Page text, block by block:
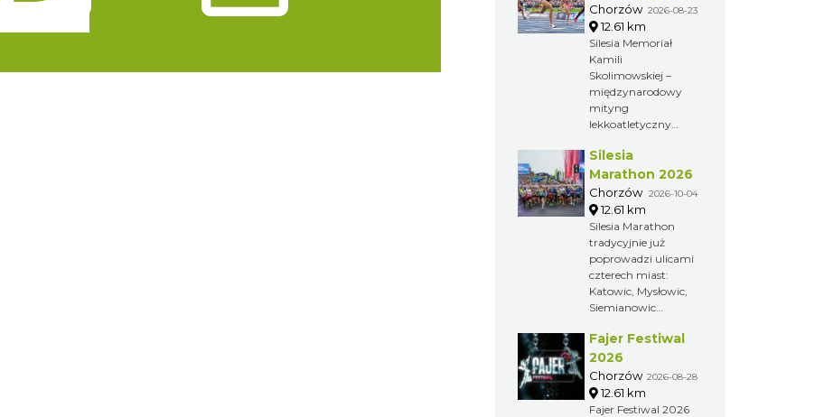
Skolimowskiej
Chorzów 2026-08-23
12.61 km
Silesia Memoriał
Kamili
Skolimowskiej –
międzynarodowy
mityng
lekkoatletyczny
przez Fundację
Kamili
Skolimowskiej.
Zawody poświęcone
są pamięci zmarłej
w lutym 2009 roku
Skolimowskiej –
mistrzyni
olimpijskiej w rzucie
roku.
Silesia
Marathon 2026
Chorzów 2026-10-04
12.61 km
Silesia Marathon
tradycyjnie już
poprowadzi ulicami
czterech miast:
Katowic, Mysłowic,
Siemianowic
Jest to największa
impreza biegowa na
Śląsku i jeden z
największych
maratonów w
Fajer Festiwal
2026
Chorzów 2026-08-28
12.61 km
Fajer Festiwal 2026